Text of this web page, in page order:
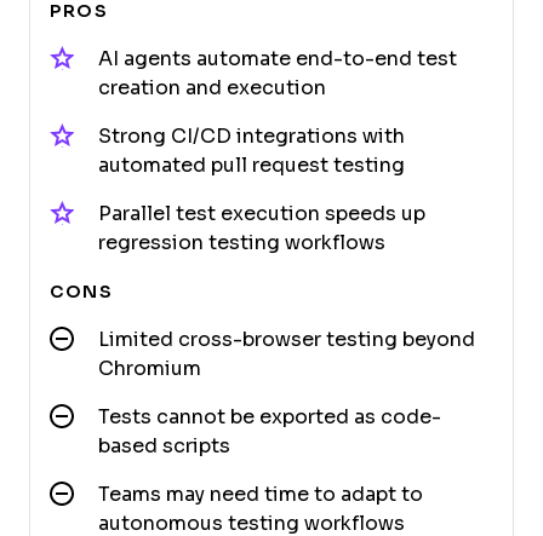
PROS
AI agents automate end-to-end test
creation and execution
Strong CI/CD integrations with
automated pull request testing
Parallel test execution speeds up
regression testing workflows
CONS
Limited cross-browser testing beyond
Chromium
Tests cannot be exported as code-
based scripts
Teams may need time to adapt to
autonomous testing workflows